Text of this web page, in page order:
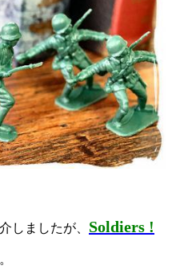
しましたが、 Soldiers !